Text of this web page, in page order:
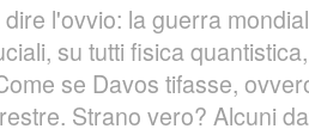
l'ovvio: la guerra
su tutti fisica
se Davos tifasse,
Strano vero? Alcuni